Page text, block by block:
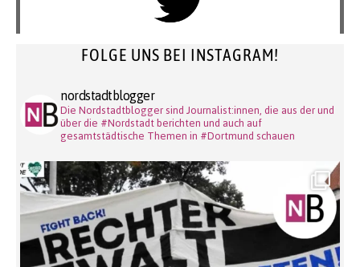
FOLGE UNS BEI INSTAGRAM!
nordstadtblogger
Die Nordstadtblogger sind Journalist:innen, die aus der und
über die #Nordstadt berichten und auch auf
gesamtstädtische Themen in #Dortmund schauen